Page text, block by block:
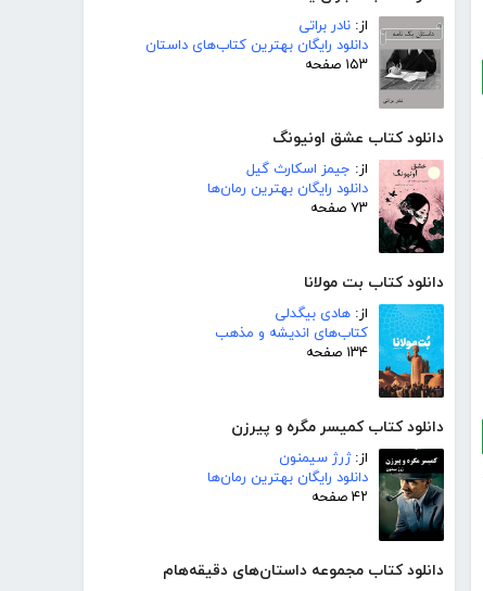
از: نادر براتی
دانلود رایگان بهترین کتاب‌های داستان
۱۵۳ صفحه
دانلود کتاب عشق اونیونگ
از: جیمز اسکارث گیل
دانلود رایگان بهترین رمان‌ها
۷۳ صفحه
دانلود کتاب بت مولانا
از: هادی بیگدلی
کتاب‌های اندیشه و مذهب
۱۳۴ صفحه
دانلود کتاب کمیسر مگره و پیرزن
از:ژرژ سیمنون
دانلود رایگان بهترین رمان‌ها
۴۲ صفحه
دانلود کتاب مجموعه داستان‌های دقیقه‌هام